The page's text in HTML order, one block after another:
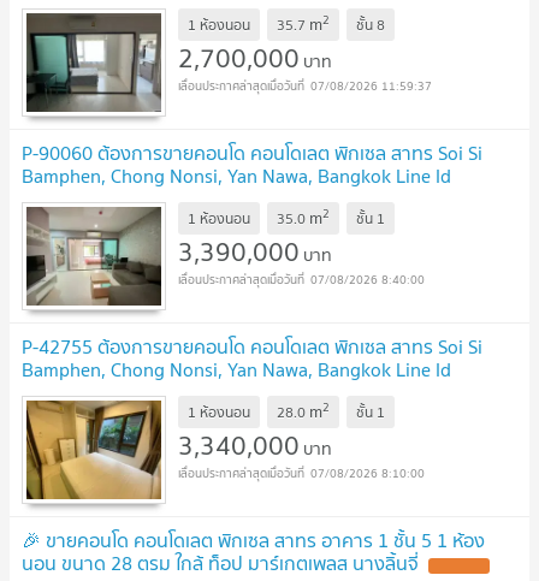
1 ห้องนอน 35.7 m2 ชั้น8
2,700,000 บาท
07/08/2026 11:59:37
P-90060 ต้องการขายคอนโด คอนโดเลต พิกเซล สาทร Soi Si
Bamphen, Chong Nonsi, Yan Nawa, Bangkok Line Id
@easythaihome 085-592-2897
1 ห้องนอน 35.0 m2 ชั้น 1
3,390,000 บาท
07/08/2026 8:40:00
P-42755 ต้องการขายคอนโด คอนโดเลต พิกเซล สาทร Soi Si
Bamphen, Chong Nonsi, Yan Nawa, Bangkok Line Id
@easythaihome 085-592-2897
1 ห้องนอน 28.0 m2 ชั้น 1
3,340,000 บาท
07/08/2026 8:10:00
🎉 ขายคอนโด คอนโดเลต พิกเซล สาทร อาคาร 1 ชั้น 5 1 ห้อง
นอน ขนาด 28 ตรม ใกล้ ท็อป มาร์เกตเพลส นางลิ้นจี่